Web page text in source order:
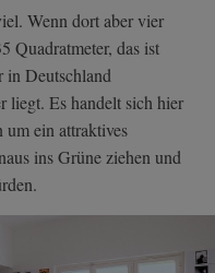
Wenn dort aber vier
Quadratmeter, das ist
in Deutschland
liegt. Es handelt sich hier
ein attraktives
ins Grüne ziehen und